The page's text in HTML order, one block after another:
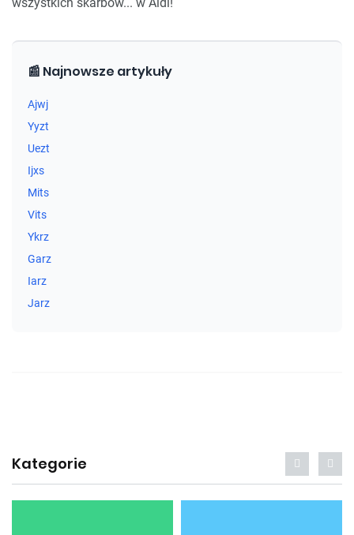
wszystkich skarbów... w Aldi!
📰 Najnowsze artykuły
Ajwj
Yyzt
Uezt
Ijxs
Mits
Vits
Ykrz
Garz
Iarz
Jarz
Kategorie